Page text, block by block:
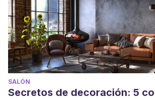
SALÓN
Secretos de decoración: 5